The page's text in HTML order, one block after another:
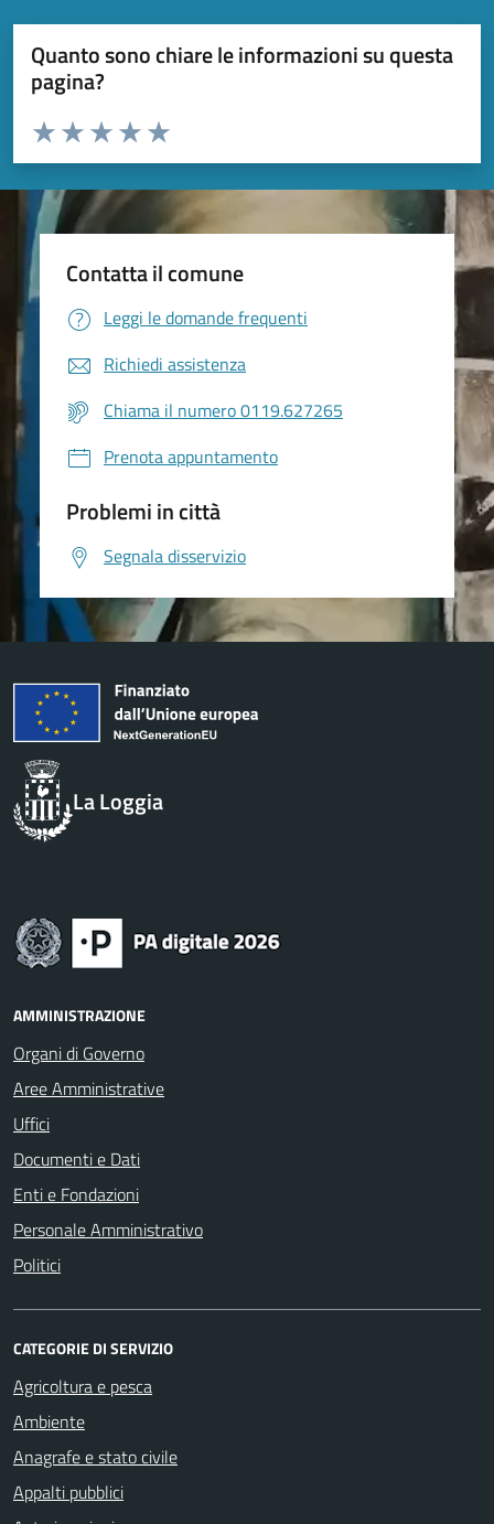
Quanto sono chiare le informazioni su questa
pagina?
Valuta da 1 a 5 stelle la pagina
Valuta 5 stelle su 5
Valuta 4 stelle su 5
Valuta 3 stelle su 5
Valuta 2 stelle su 5
Valuta 1 stelle su 5
Contatta il comune
Leggi le domande frequenti
Richiedi assistenza
Chiama il numero 0119.627265
Prenota appuntamento
Problemi in città
Segnala disservizio
La Loggia
AMMINISTRAZIONE
Organi di Governo
Aree Amministrative
Uffici
Documenti e Dati
Enti e Fondazioni
Personale Amministrativo
Politici
CATEGORIE DI SERVIZIO
Agricoltura e pesca
Ambiente
Anagrafe e stato civile
Appalti pubblici